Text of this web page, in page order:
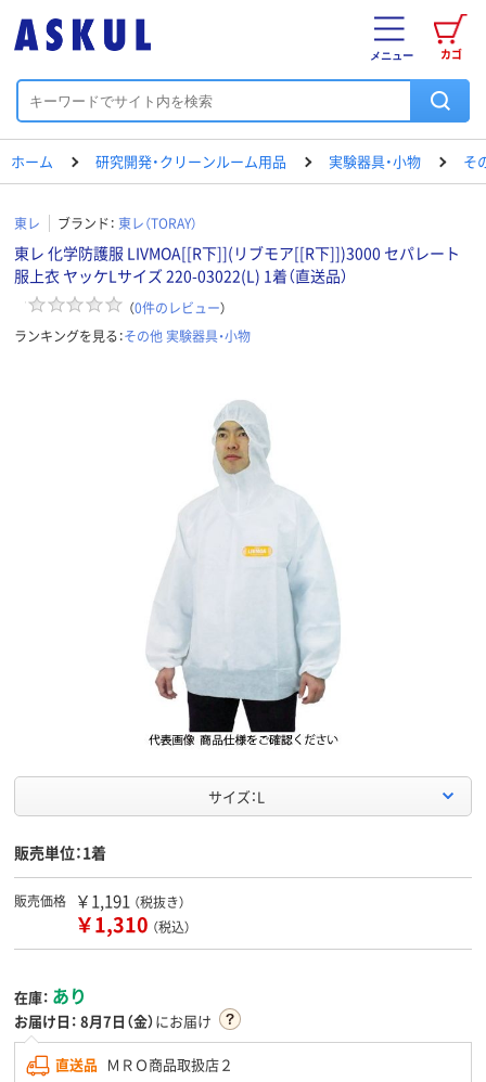
カゴ
メニュー
ホーム 研究開発・クリーンルーム用品 実験器具・小物 そ
東レ ブランド： 東レ（TORAY）
東レ 化学防護服 LIVMOA[[R下]](リブモア[[R下]])3000 セパレート
服上衣 ヤッケLサイズ 220-03022(L) 1着（直送品）
（0件のレビュー）
ランキングを見る：その他 実験器具・小物
サイズ：L
販売単位：1着
販売価格 ￥1,191 （税抜き）
￥1,310 （税込）
在庫： あり
お届け日： 8月7日（金）にお届け
直送品 ＭＲＯ商品取扱店２